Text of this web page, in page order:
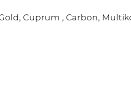
Cuprum , Carbon,